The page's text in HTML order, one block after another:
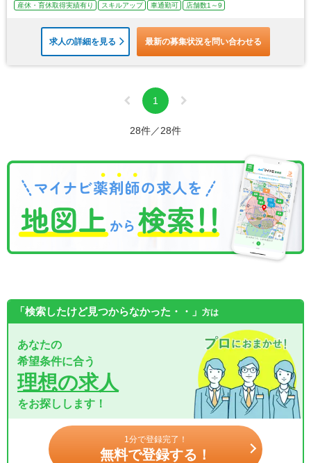
産休・育休取得実績有り
スキルアップ 車通勤可 店舗数1～9
求人の詳細を見る 最新の募集状況を問い合わせる
1
28件／28件
「検索したけど見つからなかった・・」 方は
あなたの
希望条件に合う
理想の求人
をお探しします！
1分で登録完了！
無料で登録する！